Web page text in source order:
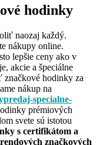
hodinky
naozaj každý.
nákupy online.
lepšie ceny ako v
akcie a špeciálne
značkové hodinky za
nákup na
specialne-
prémiových
svete sú istotou
s certifikátom a
značkových